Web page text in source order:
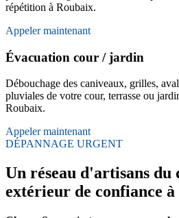
répétition à Roubaix.
Appeler maintenant
Évacuation cour / jardin
Débouchage des caniveaux, grilles,
pluviales de votre cour, terrasse ou
Roubaix.
Appeler maintenant
DÉPANNAGE URGENT
Un réseau d'artisans du
extérieur de confiance